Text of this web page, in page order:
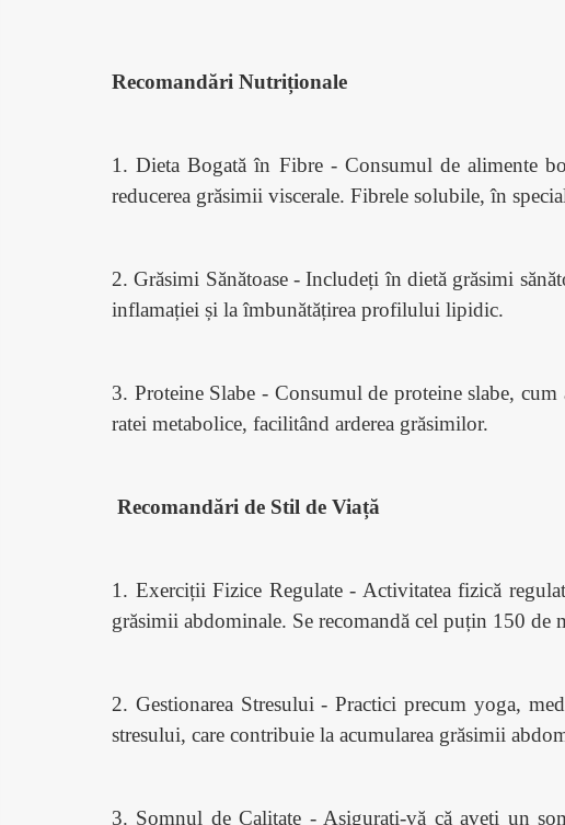
Recomandări Nutriționale
1. Dieta Bogată în Fibre - Consumul de alimente
reducerea grăsimii viscerale. Fibrele solubile, în
2. Grăsimi Sănătoase - Includeți în dietă grăsimi
inflamației și la îmbunătățirea profilului lipidic.
3. Proteine Slabe - Consumul de proteine slabe,
ratei metabolice, facilitând arderea grăsimilor.
Recomandări de Stil de Viață
1. Exerciții Fizice Regulate - Activitatea fizică
grăsimii abdominale. Se recomandă cel puțin 150 de
2. Gestionarea Stresului - Practici precum yoga,
stresului, care contribuie la acumularea grăsimii
3. Somnul de Calitate - Asigurați-vă că aveți un